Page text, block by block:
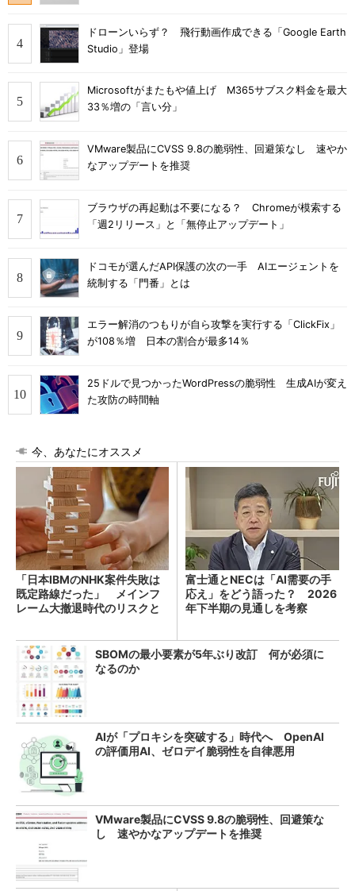
ドローンいらず？ 飛行動画作成できる「Google Earth
Studio」登場
Microsoftがまたもや値上げ M365サブスク料金を最大
33％増の「言い分」
VMware製品にCVSS 9.8の脆弱性、回避策なし 速やか
なアップデートを推奨
ブラウザの再起動は不要になる？ Chromeが模索する
「週2リリース」と「無停止アップデート」
ドコモが選んだAPI保護の次の一手 AIエージェントを
統制する「門番」とは
エラー解消のつもりが自ら攻撃を実行する「ClickFix」
が108％増 日本の割合が最多14％
25ドルで見つかったWordPressの脆弱性 生成AIが変え
た攻防の時間軸
今、あなたにオススメ
「日本IBMのNHK案件失敗は
既定路線だった」 メインフ
レーム大撤退時代のリスクと
富士通とNECは「AI需要の手
応え」をどう語った？ 2026
年下半期の見通しを考察
SBOMの最小要素が5年ぶり改訂 何が必須に
なるのか
AIが「プロキシを突破する」時代へ OpenAI
の評価用AI、ゼロデイ脆弱性を自律悪用
VMware製品にCVSS 9.8の脆弱性、回避策な
し 速やかなアップデートを推奨